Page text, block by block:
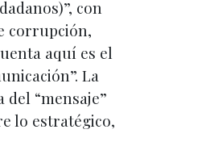
con
corrupción,
aquí es el
La
“mensaje”
lo estratégico,